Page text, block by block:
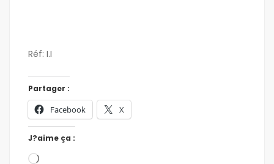
Réf: I.I
Partager :
Facebook X
J?aime ça :